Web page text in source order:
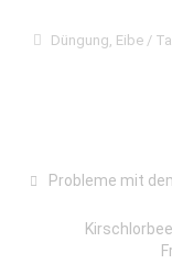
Düngung, Eibe /
Probleme mit